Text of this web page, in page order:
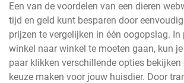
Een van de voordelen van een dieren
tijd en geld kunt besparen door
prijzen te vergelijken in één oogopslag.
winkel naar winkel te moeten gaan, kun
paar klikken verschillende opties bekijken
keuze maken voor jouw huisdier. Door